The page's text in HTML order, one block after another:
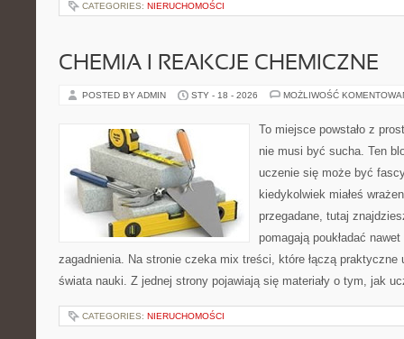
CATEGORIES: NIERUCHOMOŚCI
CHEMIA I REAKCJE CHEMICZNE
POSTED BY ADMIN STY - 18 - 2026 MOŻLIWOŚĆ
To miejsce powstało z
nie musi być sucha. Ten
uczenie się może być
kiedykolwiek miałeś
przegadane, tutaj
pomagają poukładać
zagadnienia. Na stronie czeka mix treści, które łączą
świata nauki. Z jednej strony pojawiają się materiały o tym, jak
CATEGORIES: NIERUCHOMOŚCI